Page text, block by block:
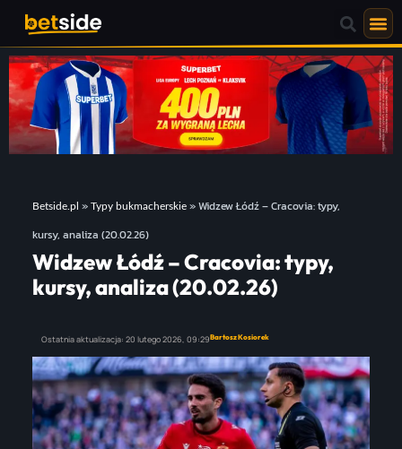
Betside.pl » Typy bukmacherskie»Widzew Łódź – Cracovia: typy,
kursy, analiza (20.02.26)
Widzew Łódź – Cracovia: typy,
kursy, analiza (20.02.26)
Ostatnia aktualizacja: 20 lutego 2026, 09:29Bartosz Kosiorek